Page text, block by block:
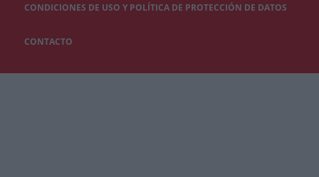
CONDICIONES DE USO Y POLÍTICA DE PROTECCIÓN DE DATOS
CONTACTO